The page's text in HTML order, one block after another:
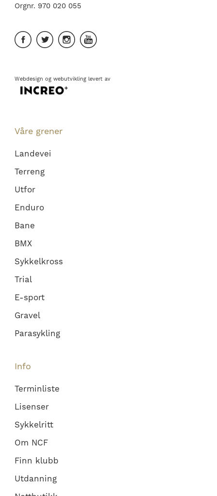
Orgnr. 970 020 055
Webdesign og webutvikling levert av
Våre grener
Landevei
Terreng
Utfor
Enduro
Bane
BMX
Sykkelkross
Trial
E-sport
Gravel
Parasykling
Info
Terminliste
Lisenser
Sykkelritt
Om NCF
Finn klubb
Utdanning